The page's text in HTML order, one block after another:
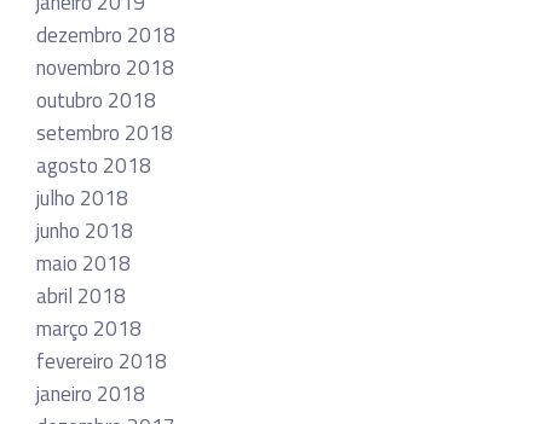
dezembro 2018
novembro 2018
outubro 2018
setembro 2018
agosto 2018
julho 2018
junho 2018
maio 2018
abril 2018
março 2018
fevereiro 2018
janeiro 2018